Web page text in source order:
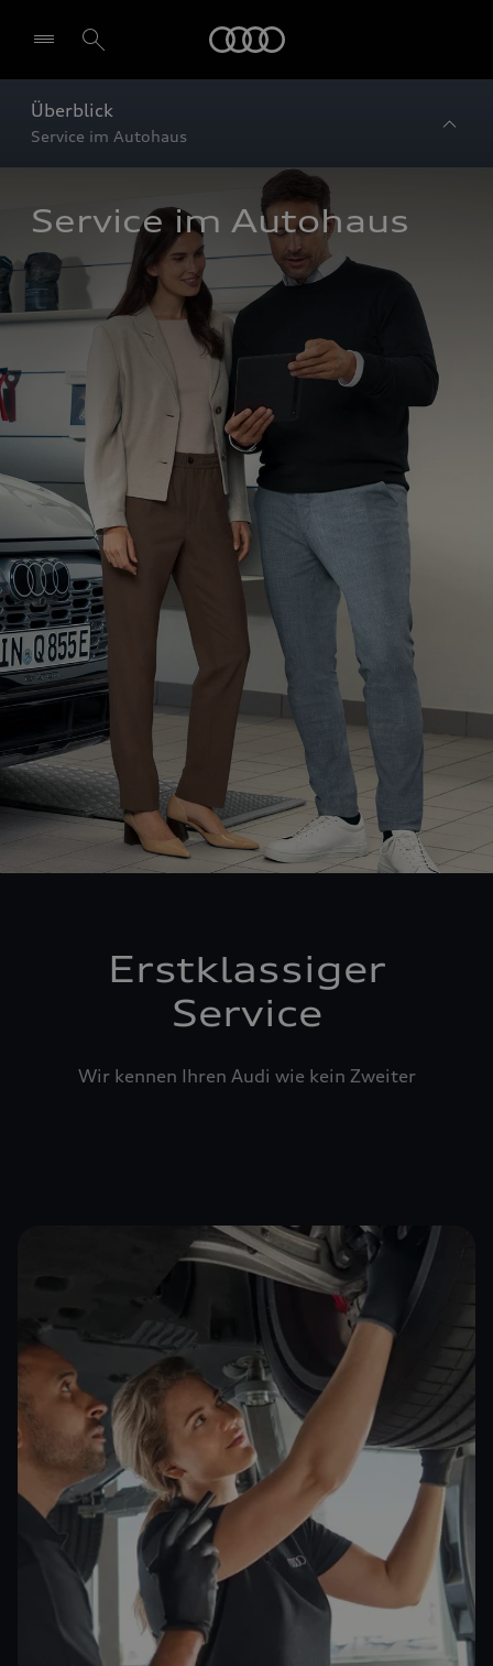
Überblick
Service im Autohaus
Service im Autohaus
Erstklassiger
Service
Wir kennen Ihren Audi wie kein Zweiter